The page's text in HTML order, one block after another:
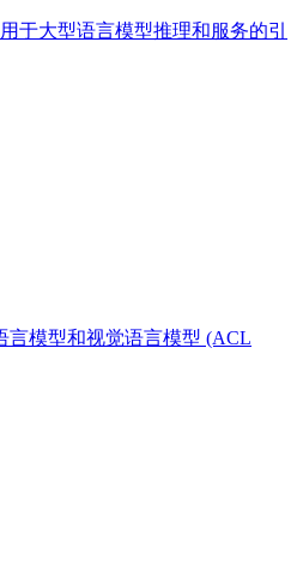
于大型语言模型推理和服务的引
言模型和视觉语言模型 (ACL